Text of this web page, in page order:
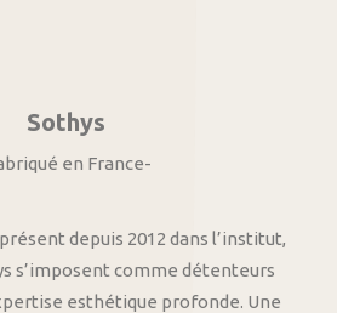
Sothys
en France-
depuis 2012 dans l’institut,
s’imposent comme détenteurs
esthétique profonde. Une